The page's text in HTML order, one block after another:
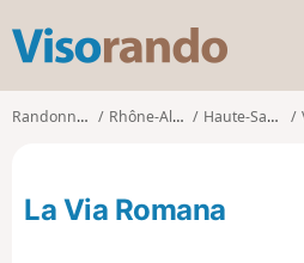
s
o
Randonnées Rhône-Alpes Haute-Savoie
La Via Romana